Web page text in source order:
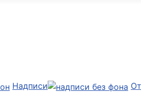
Надписи